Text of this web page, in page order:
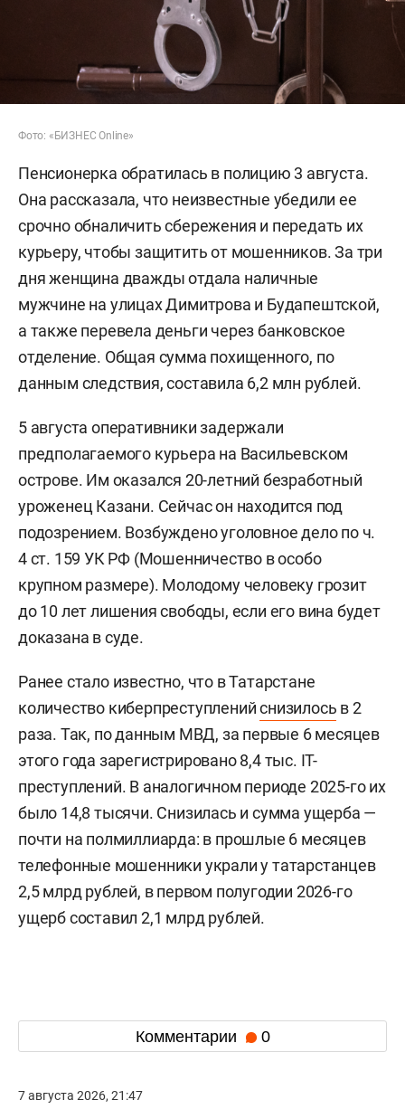
Фото: «БИЗНЕС Online»
Пенсионерка обратилась в полицию 3 августа.
Она рассказала, что неизвестные убедили ее
срочно обналичить сбережения и передать их
курьеру, чтобы защитить от мошенников. За три
дня женщина дважды отдала наличные
мужчине на улицах Димитрова и Будапештской,
а также перевела деньги через банковское
отделение. Общая сумма похищенного, по
данным следствия, составила 6,2 млн рублей.
5 августа оперативники задержали
предполагаемого курьера на Васильевском
острове. Им оказался 20-летний безработный
уроженец Казани. Сейчас он находится под
подозрением. Возбуждено уголовное дело по ч.
4 ст. 159 УК РФ (Мошенничество в особо
крупном размере). Молодому человеку грозит
до 10 лет лишения свободы, если его вина будет
доказана в суде.
Ранее стало известно, что в Татарстане
количество киберпреступленийснизилось в 2
раза. Так, по данным МВД, за первые 6 месяцев
этого года зарегистрировано 8,4 тыс. IT-
преступлений. В аналогичном периоде 2025-го их
было 14,8 тысячи. Снизилась и сумма ущерба —
почти на полмиллиарда: в прошлые 6 месяцев
телефонные мошенники украли у татарстанцев
2,5 млрд рублей, в первом полугодии 2026-го
ущерб составил 2,1 млрд рублей.
Комментарии 0
7 августа 2026, 21:47